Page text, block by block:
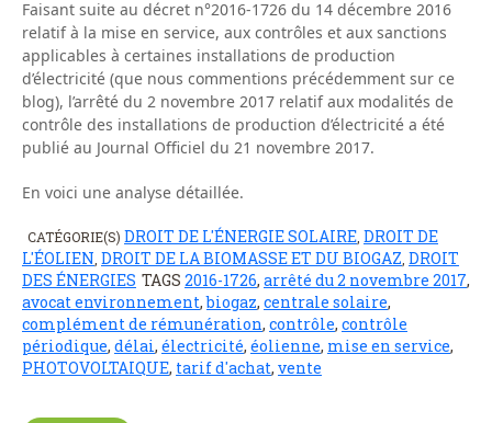
Faisant suite au décret n°2016-1726 du 14 décembre 2016
relatif à la mise en service, aux contrôles et aux sanctions
applicables à certaines installations de production
d’électricité (que nous commentions précédemment sur ce
blog), l’arrêté du 2 novembre 2017 relatif aux modalités de
contrôle des installations de production d’électricité a été
publié au Journal Officiel du 21 novembre 2017.
En voici une analyse détaillée.
CATÉGORIE(S) DROIT DE L'ÉNERGIE SOLAIRE DROIT DE
L'ÉOLIEN DROIT DE LA BIOMASSE ET DU BIOGAZ DROIT
DES ÉNERGIES TAGS 2016-1726, arrêté du 2 novembre 2017,
avocat environnement,biogaz, centrale solaire,
complément de rémunération, contrôle, contrôle
périodique, délai, électricité, éolienne, mise en service,
PHOTOVOLTAIQUE, tarif d'achat, vente